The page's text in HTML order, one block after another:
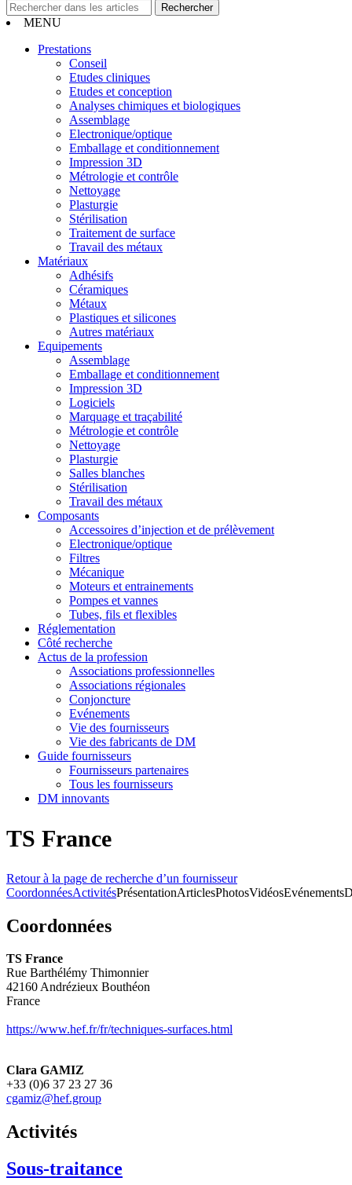
MENU
Prestations
Conseil
Etudes cliniques
Etudes et conception
Analyses chimiques et biologiques
Assemblage
Electronique/optique
Emballage et conditionnement
Impression 3D
Métrologie et contrôle
Nettoyage
Plasturgie
Stérilisation
Traitement de surface
Travail des métaux
Matériaux
Adhésifs
Céramiques
Métaux
Plastiques et silicones
Autres matériaux
Equipements
Assemblage
Emballage et conditionnement
Impression 3D
Logiciels
Marquage et traçabilité
Métrologie et contrôle
Nettoyage
Plasturgie
Salles blanches
Stérilisation
Travail des métaux
Composants
Accessoires d’injection et de prélèvement
Electronique/optique
Filtres
Mécanique
Moteurs et entrainements
Pompes et vannes
Tubes, fils et flexibles
Réglementation
Côté recherche
Actus de la profession
Associations professionnelles
Associations régionales
Conjoncture
Evénements
Vie des fournisseurs
Vie des fabricants de DM
Guide fournisseurs
Fournisseurs partenaires
Tous les fournisseurs
DM innovants
TS France
Retour à la page de recherche d’un fournisseur
CoordonnéesActivitésPrésentationArticlesPhotosVidéosEvénements
Coordonnées
TS France
Rue Barthélémy Thimonnier
42160Andrézieux Bouthéon
France
https://www.hef.fr/fr/techniques-surfaces.html
Clara GAMIZ
+33 (0)6 37 23 27 36
cgamiz@hef.group
Activités
Sous-traitance